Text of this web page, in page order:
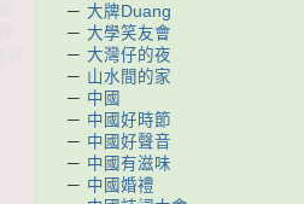
－ 大牌Duang
－ 大學笑友會
－ 大灣仔的夜
－ 山水間的家
－ 中國
－ 中國好時節
－ 中國好聲音
－ 中國有滋味
－ 中國婚禮